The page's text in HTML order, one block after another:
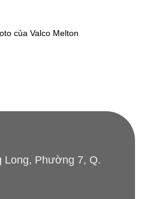
của Valco Melton
Long, Phường 7, Q.